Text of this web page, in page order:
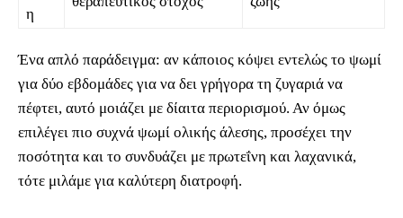
η
Ένα απλό παράδειγμα: αν κάποιος κόψει εντελώς το ψωμί
για δύο εβδομάδες για να δει γρήγορα τη ζυγαριά να
πέφτει, αυτό μοιάζει με δίαιτα περιορισμού. Αν όμως
επιλέγει πιο συχνά ψωμί ολικής άλεσης, προσέχει την
ποσότητα και το συνδυάζει με πρωτεΐνη και λαχανικά,
τότε μιλάμε για καλύτερη διατροφή.